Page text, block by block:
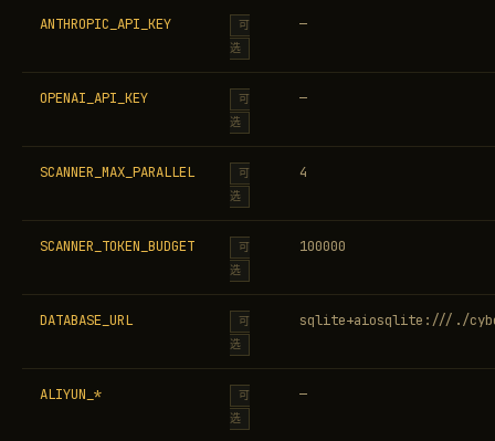
ANTHROPIC_API_KEY
可
选
—
OPENAI_API_KEY
可
选
—
SCANNER_MAX_PARALLEL
可
选
4
SCANNER_TOKEN_BUDGET
可
选
100000
DATABASE_URL
可
选
sqlite+aiosqlite:///./
ALIYUN_*
可
选
—